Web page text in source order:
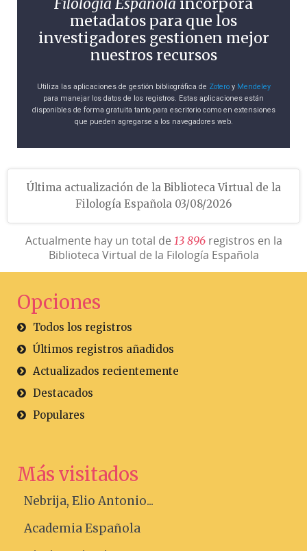
Filología Española incorpora
metadatos para que los
investigadores gestionen mejor
nuestros recursos
Utiliza las aplicaciones de gestión bibliográfica de Zoteroy Mendeley
para manejar los datos de los registros. Estas aplicaciones están
disponibles de forma gratuita tanto para escritorio como en extensiones
que pueden agregarse a los navegadores web.
Última actualización de la Biblioteca Virtual de la
Filología Española 03/08/2026
Actualmente hay un total de 13 896registros en la
Biblioteca Virtual de la Filología Española
Opciones
Todos los registros
Últimos registros añadidos
Actualizados recientemente
Destacados
Populares
Más visitados
Nebrija, Elio Antonio...
Academia Española